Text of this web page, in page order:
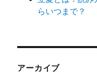
らいつまで？
アーカイブ